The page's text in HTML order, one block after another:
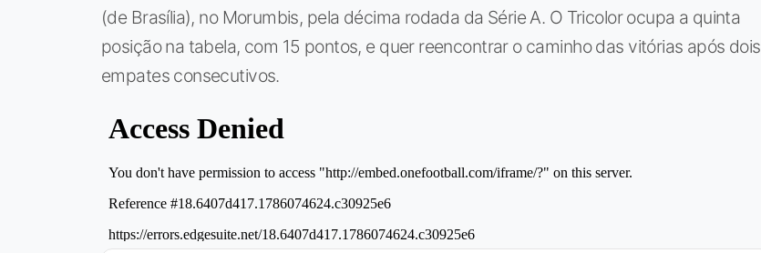
(de Brasília), no Morumbis, pela décima rodada da Série A. O Tricolor ocupa a quinta
posição na tabela, com 15 pontos, e quer reencontrar o caminho das vitórias após dois
empates consecutivos.